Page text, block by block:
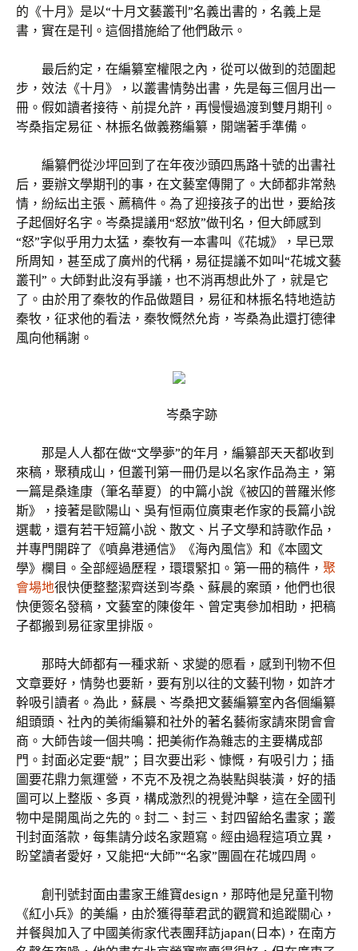
的《十月》是以“十月文藝叢刊”名義出書的，名義上是
書，實在是刊。這個措施給了他們啟示。
最后約定，在編纂室權限之內，從可以做到的范圍起
步，效法《十月》，以叢書情勢出書，先是每三個月出一
冊。假如讀者接待、前提允許，再慢慢過渡到雙月期刊。
岑桑指定易征、林振名做義務編纂，開端著手準備。
編纂們從沙坪回到了在年夜沙頭四馬路十號的出書社
后，要辦文學期刊的事，在文藝室傳開了。大師都非常熱
情，紛紜出主張、薦稿件。為了迎接孩子的出世，要給孩
子起個好名字。岑桑提議用“怒放”做刊名，但大師感到
“怒”字似乎用力太猛，秦牧有一本書叫《花城》，早已眾
所周知，甚至成了廣州的代稱，易征提議不如叫“花城文藝
叢刊”。大師對此沒有爭議，也不消再想此外了，就是它
了。由於用了秦牧的作品做題目，易征和林振名特地造訪
秦牧，征求他的看法，秦牧慨然允肯，岑桑為此還打德律
風向他稱謝。
岑桑字跡
那是人人都在做“文學夢”的年月，編纂部天天都收到
來稿，聚積成山，但叢刊第一冊仍是以名家作品為主，第
一篇是桑逢康（筆名華夏）的中篇小說《被囚的普羅米修
斯》，接著是歐陽山、吳有恒兩位廣東老作家的長篇小說
選載，還有若干短篇小說、散文、片子文學和詩歌作品，
并專門開辟了《噴鼻港通信》《海內風信》和《本國文
學》欄目。全部經過歷程，環環緊扣。第一冊的稿件， 聚
會場地很快便整整潔齊送到岑桑、蘇晨的案頭，他們也很
快便簽名發稿，文藝室的陳俊年、曾定夷參加相助，把稿
子都搬到易征家里排版。
那時大師都有一種求新、求變的愿看，感到刊物不但
文章要好，情勢也要新，要有別以往的文藝刊物，如許才
幹吸引讀者。為此，蘇晨、岑桑把文藝編纂室內各個編纂
組頭頭、社內的美術編纂和社外的著名藝術家請來閉會會
商。大師告竣一個共鳴：把美術作為雜志的主要構成部
門。封面必定要“靚”；目次要出彩、慷慨，有吸引力；插
圖要花鼎力氣運營，不克不及視之為裝點與裝潢，好的插
圖可以上整版、多頁，構成激烈的視覺沖擊，這在全國刊
物中是開風尚之先的。封二、封三、封四留給名畫家；叢
刊封面落款，每集請分歧名家題寫。經由過程這項立異，
盼望讀者愛好，又能把“大師”“名家”團圓在花城四周。
創刊號封面由畫家王維寶design，那時他是兒童刊物
《紅小兵》的美編，由於獲得華君武的觀賞和追蹤關心，
并餐與加入了中國美術家代表團拜訪japan(日本)，在南方